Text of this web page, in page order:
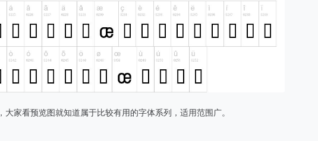
，大家看预览图就知道属于比较有用的字体系列，适用范围广。